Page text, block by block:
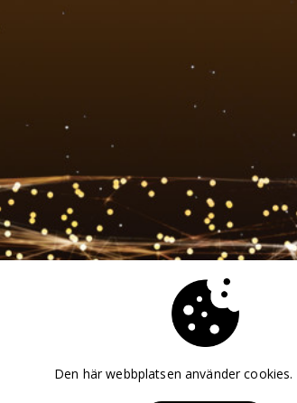
Den här webbplatsen använder cookies.